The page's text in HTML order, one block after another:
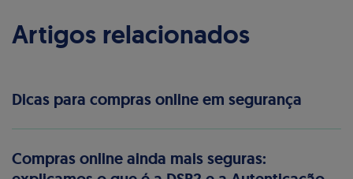
Artigos relacionados
Dicas para compras online em segurança
Compras online ainda mais seguras: